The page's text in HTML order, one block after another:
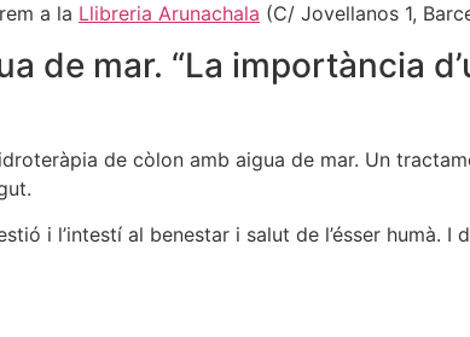
a la Llibreria Arunachala (C/ Jovellanos 1,
de mar. “La importància
de còlon amb aigua de mar. Un
i l’intestí al benestar i salut de l’ésser humà.